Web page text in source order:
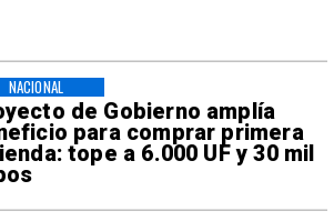
de Gobierno amplía
para comprar primera
tope a 6.000 UF y 30 mil
NACIONAL